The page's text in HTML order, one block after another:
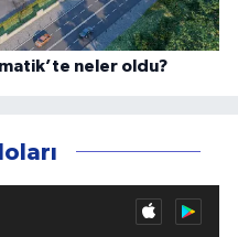
neler oldu?